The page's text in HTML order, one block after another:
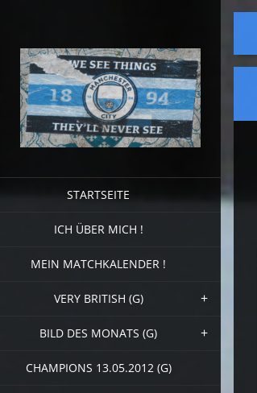
STARTSEITE
ICH ÜBER MICH !
MEIN MATCHKALENDER !
VERY BRITISH (G)
BILD DES MONATS (G)
CHAMPIONS 13.05.2012 (G)